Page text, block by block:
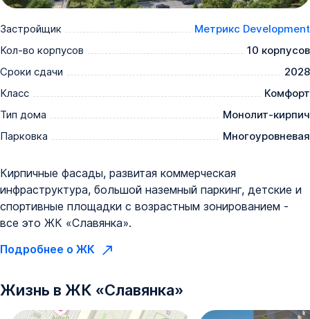
Застройщик
Метрикс Development
Кол-во корпусов
10 корпусов
Сроки сдачи
2028
Класс
Комфорт
Тип дома
Монолит-кирпич
Парковка
Многоуровневая
Кирпичные фасады, развитая коммерческая
инфраструктура, большой наземный паркинг, детские и
спортивные площадки с возрастным зонированием -
все это ЖК «Славянка».
Подробнее о ЖК
Жизнь в ЖК «Славянка»